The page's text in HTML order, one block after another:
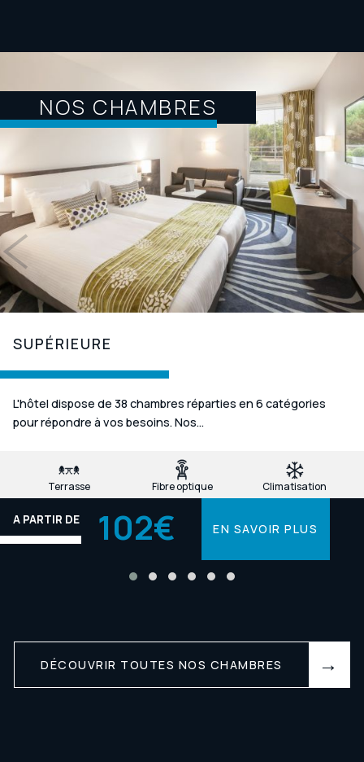
NOS CHAMBRES
SUPÉRIEURE
A PARTIR DE 102€
Terrasse Fibre optique Climatisation
L'hôtel dispose de 38 chambres réparties en 6 catégories
pour répondre à vos besoins. Nos...
EN SAVOIR PLUS
DÉCOUVRIR TOUTES NOS CHAMBRES